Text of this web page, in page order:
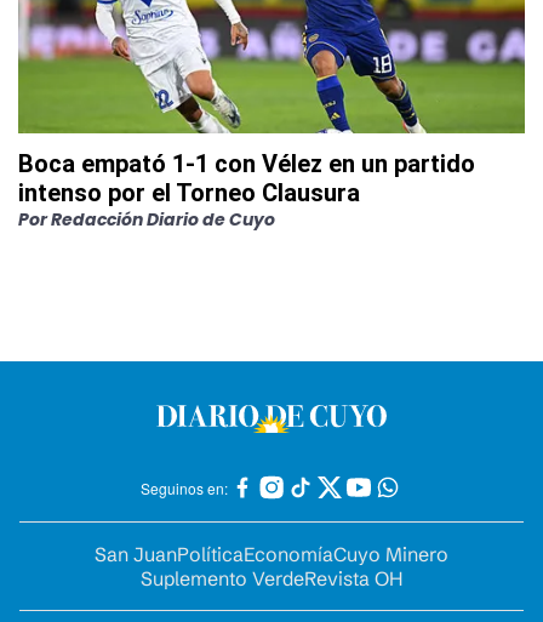
Boca empató 1-1 con Vélez en un partido
intenso por el Torneo Clausura
PorRedacción Diario de Cuyo
Seguinos en:
San JuanPolíticaEconomíaCuyo Minero
Suplemento VerdeRevista OH